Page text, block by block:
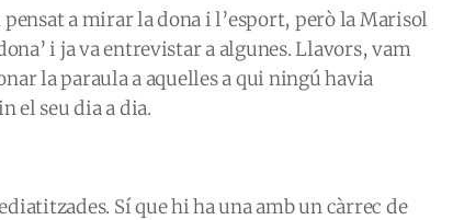
a mirar la dona i l’esport, però la Marisol
i ja va entrevistar a algunes. Llavors, vam
la paraula a aquelles a qui ningú havia
el seu dia a dia.
Sí que hi ha una amb un càrrec de